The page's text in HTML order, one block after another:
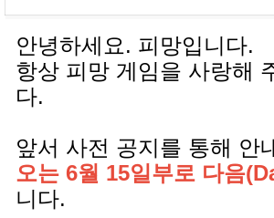
안녕하세요. 피망입니다.
항상 피망 게임을 사랑해
다.
앞서 사전 공지를 통해 안
오는 6월 15일부로 다음
니다.